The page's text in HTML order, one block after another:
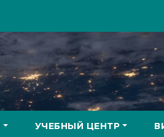
УЧЕБНЫЙ ЦЕНТР